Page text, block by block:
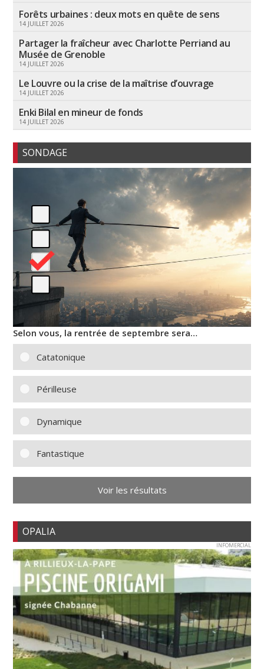
Forêts urbaines : deux mots en quête de sens
14 JUILLET 2026
Partager la fraîcheur avec Charlotte Perriand au
Musée de Grenoble
14 JUILLET 2026
Le Louvre ou la crise de la maîtrise d’ouvrage
14 JUILLET 2026
Enki Bilal en mineur de fonds
14 JUILLET 2026
SONDAGE
Selon vous, la rentrée de septembre sera…
Catatonique
Périlleuse
Dynamique
Fantastique
Voir les résultats
OPALIA
INFOMERCIAL